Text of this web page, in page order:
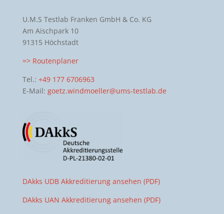
U.M.S Testlab Franken GmbH & Co. KG
Am Aischpark 10
91315 Höchstadt
=> Routenplaner
Tel.: +49 177 6706963
E-Mail: goetz.windmoeller@ums-testlab.de
DAkks UDB Akkreditierung ansehen (PDF)
DAkks UAN Akkreditierung ansehen (PDF)